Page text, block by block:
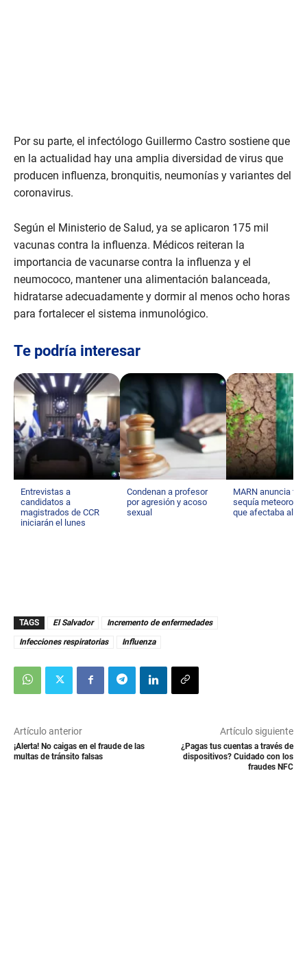
Por su parte, el infectólogo Guillermo Castro sostiene que
en la actualidad hay una amplia diversidad de virus que
producen influenza, bronquitis, neumonías y variantes del
coronavirus.
Según el Ministerio de Salud, ya se aplicaron 175 mil
vacunas contra la influenza. Médicos reiteran la
importancia de vacunarse contra la influenza y el
neumococo, mantener una alimentación balanceada,
hidratarse adecuadamente y dormir al menos ocho horas
para fortalecer el sistema inmunológico.
Te podría interesar
Entrevistas a
candidatos a
magistrados de CCR
iniciarán el lunes
Condenan a profesor
por agresión y acoso
sexual
MARN anuncia fin
sequía
que afectaba al
TAGS El Salvador
Incremento de enfermedades
Infecciones respiratorias
Influenza
Artículo anterior
¡Alerta! No caigas en el fraude de las
multas de tránsito falsas
Artículo siguiente
¿Pagas tus cuentas a través de
dispositivos? Cuidado con los
fraudes NFC